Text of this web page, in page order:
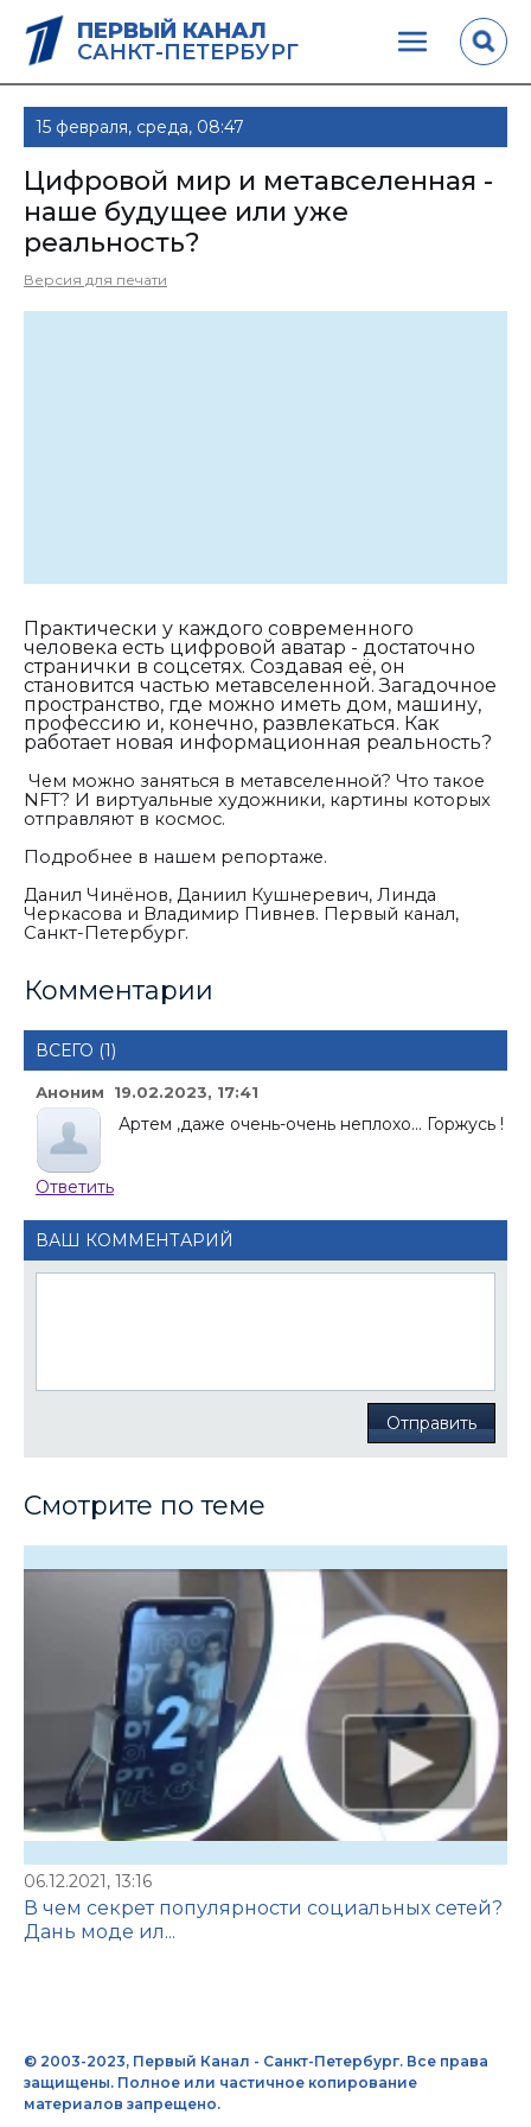
ПЕРВЫЙ КАНАЛ
САНКТ-ПЕТЕРБУРГ
15 февраля, среда, 08:47
Цифровой мир и метавселенная -
наше будущее или уже
реальность?
Версия для печати
Практически у каждого современного
человека есть цифровой аватар - достаточно
странички в соцсетях. Создавая её, он
становится частью метавселенной. Загадочное
пространство, где можно иметь дом, машину,
профессию и, конечно, развлекаться. Как
работает новая информационная реальность?
Чем можно заняться в метавселенной? Что такое
NFT? И виртуальные художники, картины которых
отправляют в космос.
Подробнее в нашем репортаже.
Данил Чинёнов, Даниил Кушнеревич, Линда
Черкасова и Владимир Пивнев. Первый канал,
Санкт-Петербург.
Комментарии
ВСЕГО (1)
Аноним 19.02.2023, 17:41
Артем ,даже очень-очень неплохо... Горжусь !
Ответить
ВАШ КОММЕНТАРИЙ
Отправить
Смотрите по теме
06.12.2021, 13:16
В чем секрет популярности социальных сетей?
Дань моде ил...
© 2003-2023, Первый Канал - Санкт-Петербург. Все права
защищены. Полное или частичное копирование
материалов запрещено.